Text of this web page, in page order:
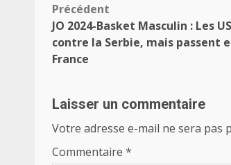
Navigation
d’article
Précédent
JO 2024-Basket Masculin : Les
contre la Serbie, mais passent
France
Laisser un commentaire
Votre adresse e-mail ne sera pas
Commentaire *